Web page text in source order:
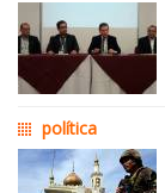
política